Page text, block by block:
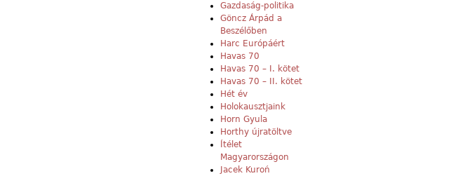
Gazdaság-politika
Göncz Árpád a
Beszélőben
Harc Európáért
Havas 70
Havas 70 – I. kötet
Havas 70 – II. kötet
Hét év
Holokausztjaink
Horn Gyula
Horthy újratöltve
Ítélet
Magyarországon
Jacek Kuroń